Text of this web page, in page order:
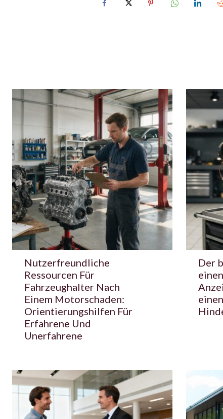
Nutzerfreundliche
Ressourcen Für
Fahrzeughalter Nach
Einem Motorschaden:
Orientierungshilfen Für
Erfahrene Und
Unerfahrene
Der